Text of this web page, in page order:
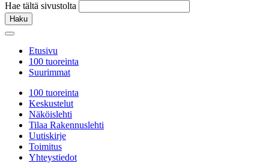
Hae tältä sivustolta
Haku
Etusivu
100 tuoreinta
Suurimmat
100 tuoreinta
Keskustelut
Näköislehti
Tilaa Rakennuslehti
Uutiskirje
Toimitus
Yhteystiedot